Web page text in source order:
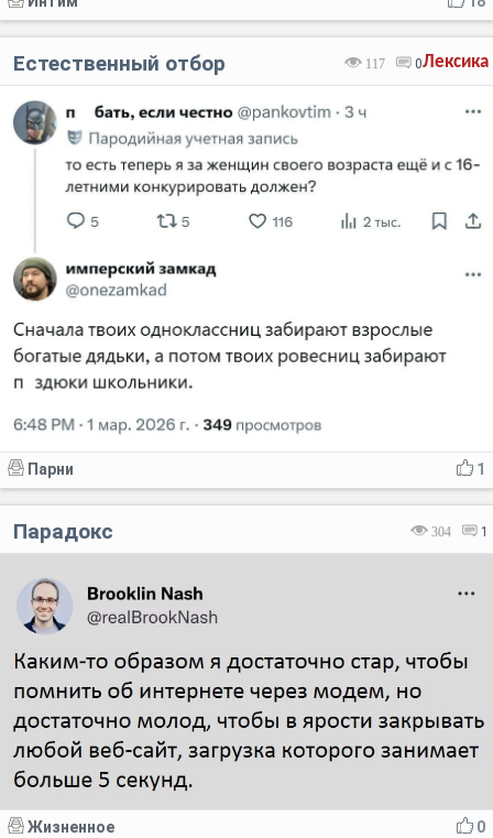
Лексика
117 0
Естественный отбор
1
Парни
304 1
Парадокс
0
Жизненное